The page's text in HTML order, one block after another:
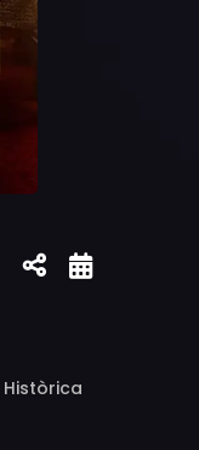
Històrica